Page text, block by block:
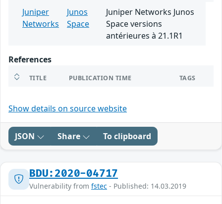
Juniper
Networks
Junos
Space
Juniper Networks Junos
Space versions
antérieures à 21.1R1
References
TITLE PUBLICATION TIME TAGS
Show details on source website
JSON Share To clipboard
BDU:2020-04717
Vulnerability from fstec - Published: 14.03.2019